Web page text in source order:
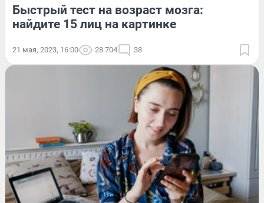
Быстрый тест на возраст мозга:
найдите 15 лиц на картинке
21 мая, 2023, 16:00 28 704 38